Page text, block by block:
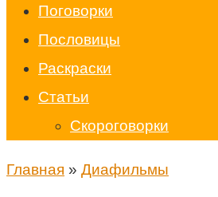
Поговорки
Пословицы
Раскраски
Статьи
Скороговорки
Главная » Диафильмы